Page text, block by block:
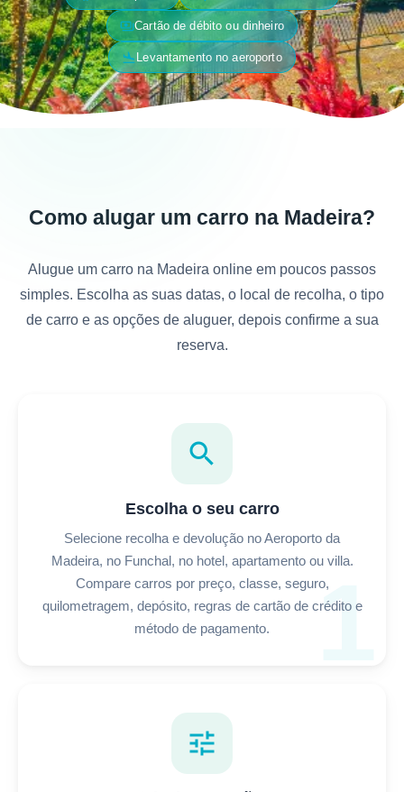
paymentsCartão de débito ou dinheiro
flight_land Levantamento no aeroporto
Como alugar um carro na Madeira?
Alugue um carro na Madeira online em poucos passos
simples. Escolha as suas datas, o local de recolha, o tipo
de carro e as opções de aluguer, depois confirme a sua
reserva.
1
search
Escolha o seu carro
Selecione recolha e devolução no Aeroporto da
Madeira, no Funchal, no hotel, apartamento ou villa.
Compare carros por preço, classe, seguro,
quilometragem, depósito, regras de cartão de crédito e
método de pagamento.
tune